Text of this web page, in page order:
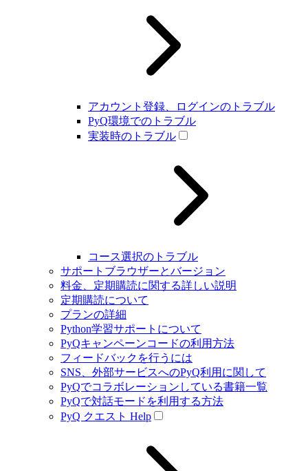
アカウント登録、ログインのトラブル
PyQ環境でのトラブル
実装時のトラブル
コース選択のトラブル
サポートブラウザーとバージョン
料金、定期購読に関する詳しい説明
定期購読について
プランの詳細
Python学習サポートについて
PyQキャンペーンコードの利用方法
フィードバックを行うには
SNS、外部サービスへのPyQ利用に関して
PyQでコラボレーションしている書籍一覧
PyQで対話モードを利用する方法
PyQ クエスト Help